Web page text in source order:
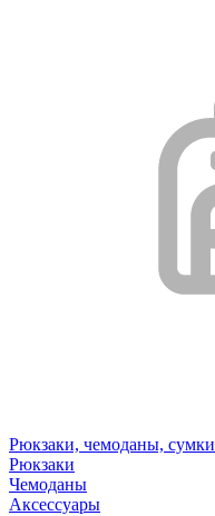
Рюкзаки, чемоданы, сумки
Рюкзаки
Чемоданы
Аксессуары